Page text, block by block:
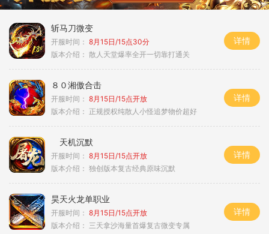
斩马刀微变
开服时间： 8月15日/15点30分
版本介绍： 散人天堂爆率全开一切靠打通关
详情
８０湘傲合击
开服时间： 8月15日/15点开放
版本介绍： 正规授权纯散人小怪追梦物价超好
详情
天机沉默
开服时间： 8月15日/15点开放
版本介绍： 独创版本复古经典原味沉默
详情
昊天火龙单职业
开服时间： 8月15日/15点开放
版本介绍： 三天拿沙海量首爆复古微变专属
详情